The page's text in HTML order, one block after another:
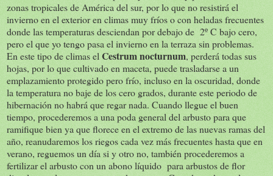
zonas tropicales de América del sur, por lo que no resistirá el
invierno en el exterior en climas muy fríos o con heladas frecuentes
donde las temperaturas desciendan por debajo de 2º C bajo cero,
pero el que yo tengo pasa el invierno en la terraza sin problemas.
En este tipo de climas el Cestrum nocturnum, perderá todas sus
hojas, por lo que cultivado en maceta, puede trasladarse a un
emplazamiento protegido pero frío, incluso en la oscuridad, donde
la temperatura no baje de los cero grados, durante este periodo de
hibernación no habrá que regar nada. Cuando llegue el buen
tiempo, procederemos a una poda general del arbusto para que
ramifique bien ya que florece en el extremo de las nuevas ramas del
año, reanudaremos los riegos cada vez más frecuentes hasta que en
verano, reguemos un día si y otro no, también procederemos a
fertilizar el arbusto con un abono líquido para arbustos de flor